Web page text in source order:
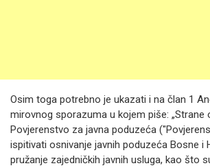
Osim toga potrebno je ukazati i na član 1
mirovnog sporazuma u kojem piše: „Strane
Povjerenstvo za javna poduzeća
ispitivati osnivanje javnih poduzeća Bosne i
pružanje zajedničkih javnih usluga, kao što